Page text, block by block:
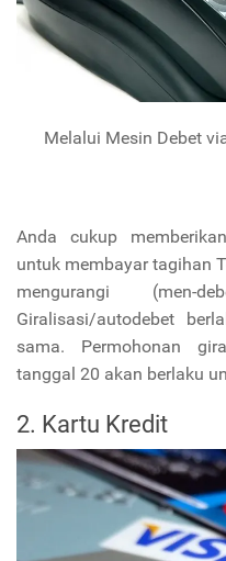
Melalui Mesin Debet
Anda cukup
untuk membayar tagihan
mengurangi (men-
Giralisasi/autodebet
sama. Permohonan
tanggal 20 akan berlaku
2. Kartu Kredit